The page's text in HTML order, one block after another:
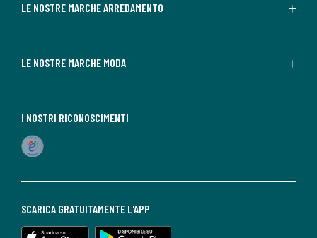
LE NOSTRE MARCHE ARREDAMENTO
LE NOSTRE MARCHE MODA
SCARICA GRATUITAMENTE L'APP
I NOSTRI RICONOSCIMENTI